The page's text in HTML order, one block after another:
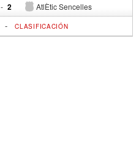
- AtlÈtic Sencelles
2
-CLASIFICACIÓN